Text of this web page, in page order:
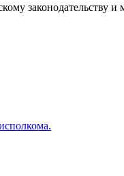
законодательству